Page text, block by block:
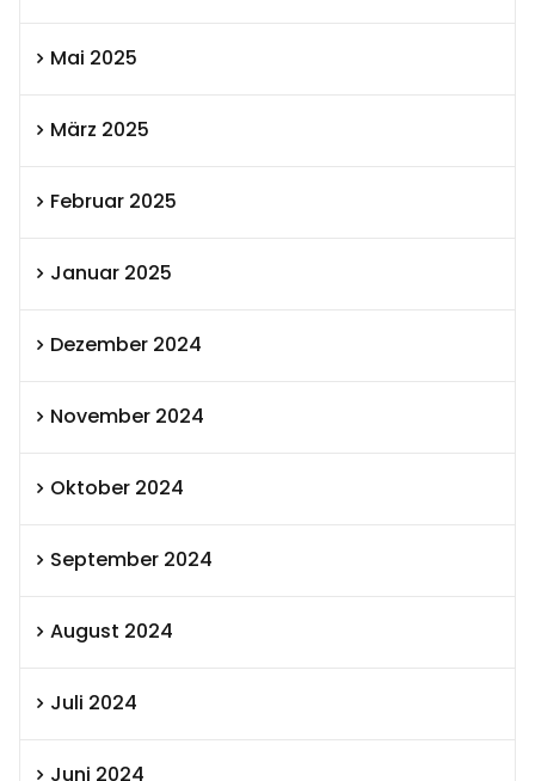
Mai 2025
März 2025
Februar 2025
Januar 2025
Dezember 2024
November 2024
Oktober 2024
September 2024
August 2024
Juli 2024
Juni 2024